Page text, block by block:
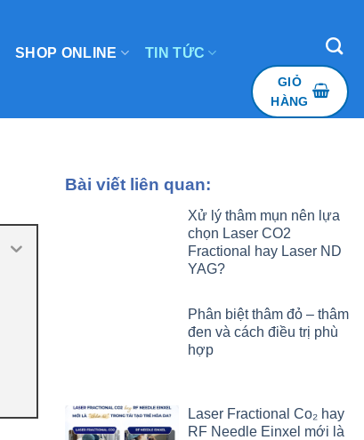
SHOP ONLINE TIN TỨC
GIỎ
HÀNG
Bài viết liên quan:
Xử lý thâm mụn nên lựa
chọn Laser CO2
Fractional hay Laser ND
YAG?
Phân biệt thâm đỏ – thâm
đen và cách điều trị phù
hợp
Laser Fractional Co₂ hay
RF Needle Einxel mới là